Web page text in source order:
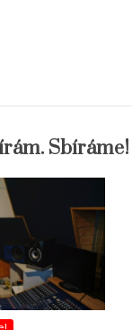
Sbíráme!